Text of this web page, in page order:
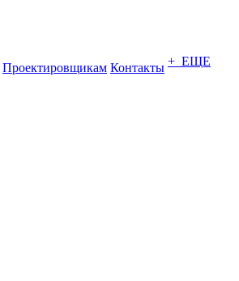
Проектировщикам Контакты + ЕЩЕ